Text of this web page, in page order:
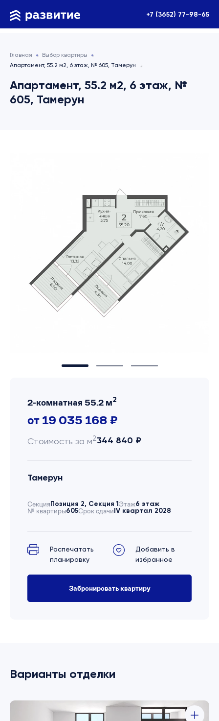
+7 (3652) 77-98-65
Главная
Выбор квартиры
Апартамент, 55.2 м2, 6 этаж, № 605, Тамерун
Апартамент, 55.2 м2, 6 этаж, №
605, Тамерун
2-комнатная 55.2 м2
от 19 035 168 ₽
Стоимость за м2344 840 ₽
Тамерун
СекцияПозиция 2, Секция 1Этаж6 этаж
№ квартиры605Срок сдачиIV квартал 2028
Распечатать
планировку
Добавить в
избранное
Забронировать квартиру
Варианты отделки